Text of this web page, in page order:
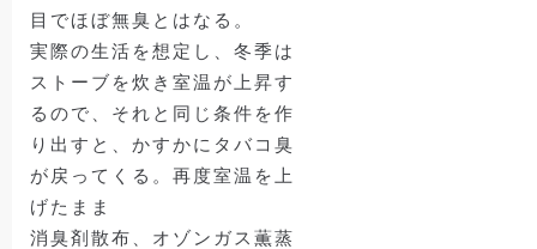
目でほぼ無臭とはなる。
実際の生活を想定し、冬季は
ストーブを炊き室温が上昇す
るので、それと同じ条件を作
り出すと、かすかにタバコ臭
が戻ってくる。再度室温を上
げたまま
消臭剤散布、オゾンガス薫蒸